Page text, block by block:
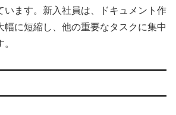
います。新入社員は、ドキュメント作
幅に短縮し、他の重要なタスクに集中